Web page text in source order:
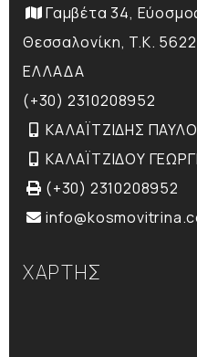
Γαμβέτα 34,
Θεσσαλονίκη, T.K.
ΕΛΛΑΔΑ
(+30) 2310208952
ΚΑΛΑΪΤΖΙΔΗΣ
ΚΑΛΑΪΤΖΙΔΟΥ
(+30) 2310208952
ΧΑΡΤΗΣ